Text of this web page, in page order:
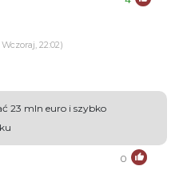
22:02)
23 mln euro i szybko
0